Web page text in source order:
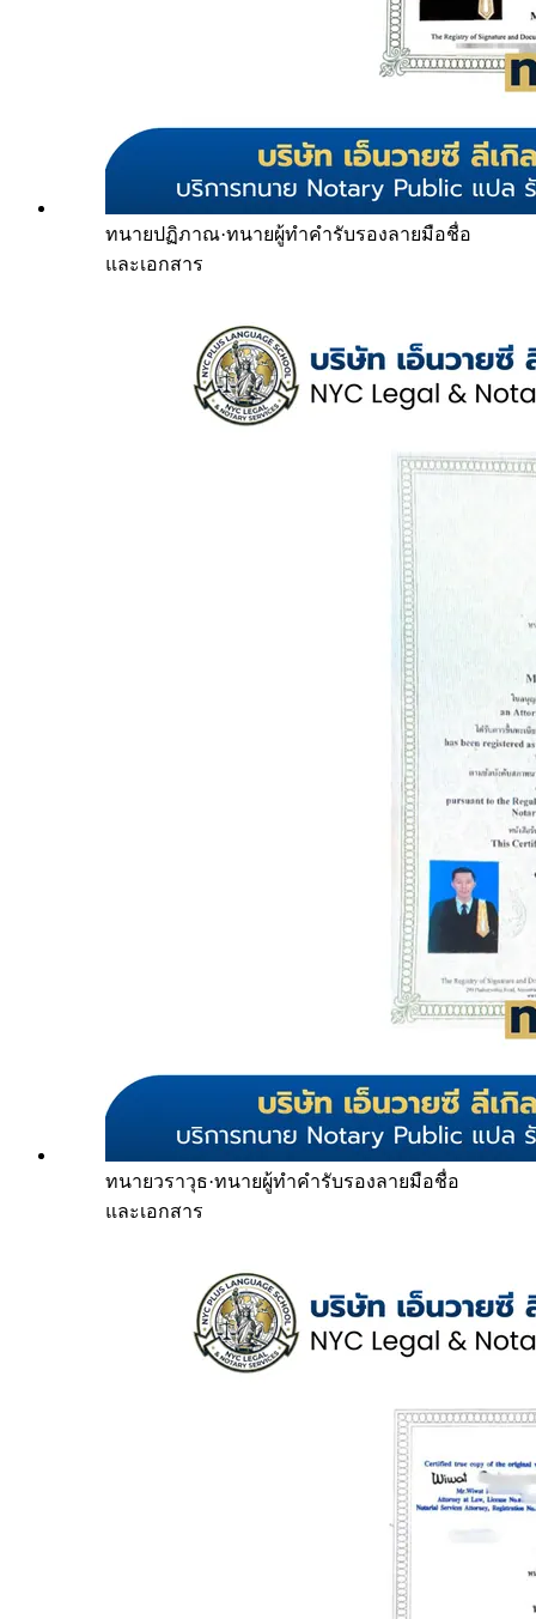
ทนายปฏิภาณ·ทนายผู้ทำคำรับรองลายมือชื่อ
และเอกสาร
ทนายวราวุธ·ทนายผู้ทำคำรับรองลายมือชื่อ
และเอกสาร